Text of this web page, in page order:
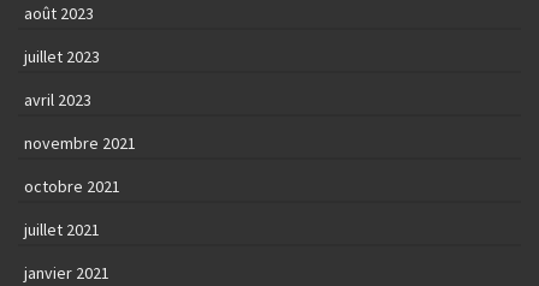
août 2023
juillet 2023
avril 2023
novembre 2021
octobre 2021
juillet 2021
janvier 2021